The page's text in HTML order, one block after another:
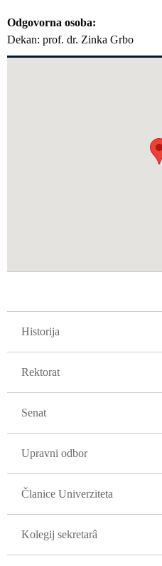
Odgovorna osoba
Dekan: prof. dr. Zinka Grbo
Historija
Rektorat
Senat
Upravni odbor
Članice Univerziteta
Kolegij sekretarâ